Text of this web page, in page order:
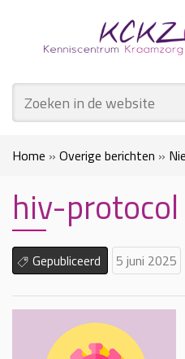
Home » Overige berichten »
kraamverzorgende » hiv-protocol
hiv-protocol
Gepubliceerd 5 juni 2025